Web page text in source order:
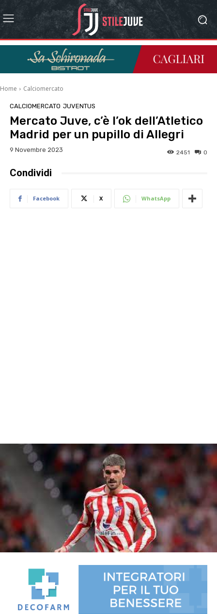
Home Calciomercato
CALCIOMERCATO JUVENTUS
Mercato Juve, c’è l’ok dell’Atletico
Madrid per un pupillo di Allegri
9 Novembre 2023 0
2451
Condividi
Facebook X WhatsApp